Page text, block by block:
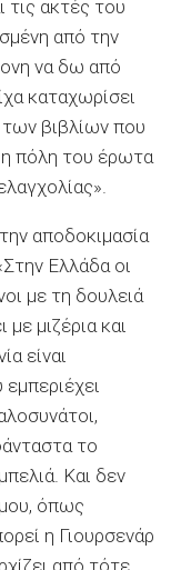
τις ακτές του
από την
να δω από
καταχωρίσει
βιβλίων που
η πόλη του έρωτα
αποδοκιμασία
Ελλάδα οι
με τη δουλειά
μιζέρια και
είναι
το
Και δεν
όπως
η Γιουρσενάρ
από τότε